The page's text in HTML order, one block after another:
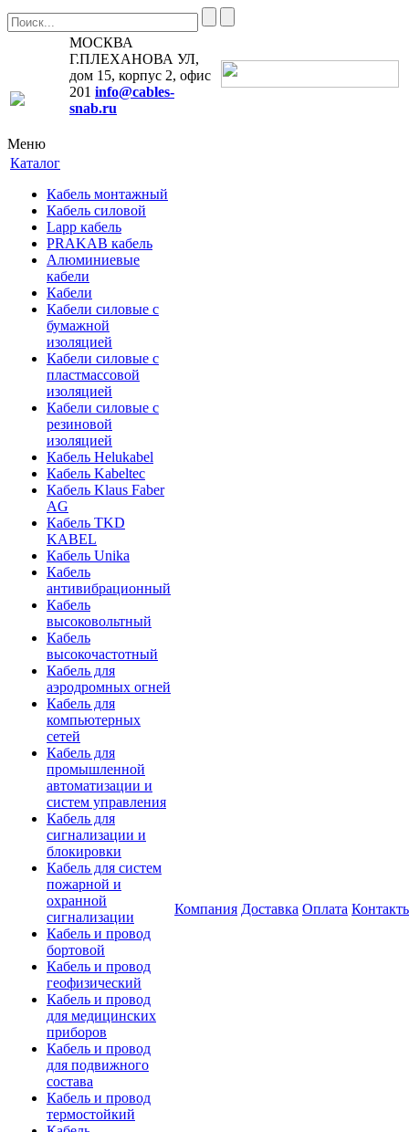
МОСКВА
Г.ПЛЕХАНОВА УЛ,
дом 15, корпус 2, офис
201 info@cables-
snab.ru
Меню
Каталог
Кабель монтажный
Кабель силовой
Lapp кабель
PRAKAB кабель
Алюминиевые
кабели
Кабели
Кабели силовые с
бумажной
изоляцией
Кабели силовые с
пластмассовой
изоляцией
Кабели силовые с
резиновой
изоляцией
Кабель Helukabel
Кабель Kabeltec
Кабель Klaus Faber
AG
Кабель TKD
KABEL
Кабель Unika
Кабель
антивибрационный
Кабель
высоковольтный
Кабель
высокочастотный
Кабель для
аэродромных огней
Кабель для
компьютерных
сетей
Кабель для
промышленной
автоматизации и
систем управления
Кабель для
сигнализации и
блокировки
Кабель для систем
пожарной и
охранной
сигнализации
Кабель и провод
бортовой
Кабель и провод
геофизический
Кабель и провод
для медицинских
приборов
Кабель и провод
для подвижного
состава
Кабель и провод
термостойкий
Компания Доставка Оплата